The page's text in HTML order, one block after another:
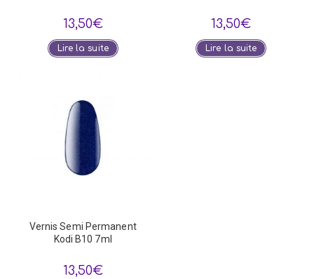
13,50€
Lire la suite
13,50€
Lire la suite
Vernis Semi Permanent
Kodi B10 7ml
13,50€